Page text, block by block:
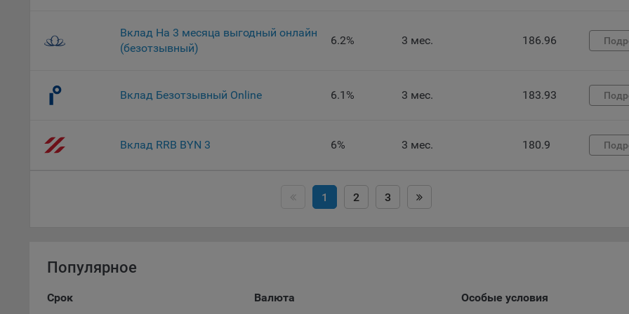
дополнительных функций сайтов, например, для хранения предпочтений
пользователя, в том числе имени пользователя или выбора языка, и для
9.3. Файлы cookie предпочтений, например, для настройки контента.
пользователем городе и других местных настройках для того, чтобы
9.4. Аналитические файлы cookie, например Яндекс.Метрика, Google
Данные файлы cookie собирают информацию о том, как пользователь
тенденциях использования сайта в целом. Общество использует
Вклад На 3 месяца выгодный онлайн
(безотзывный)
6.2% 3 мес. 186.96
Вклад Безотзывный Online 6.1% 3 мес. 183.93
Вклад RRB BYN 3 6% 3 мес. 180.9
1 2 3
Популярное
Срок Валюта Особые условия